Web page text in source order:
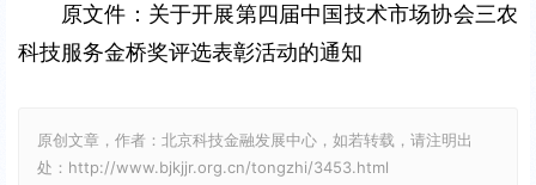
原文件： 关于开展第四届中国技术市场协会三农
科技服务金桥奖评选表彰活动的通知
原创文章，作者：北京科技金融发展中心，如若转载，请注明出
处：http://www.bjkjjr.org.cn/tongzhi/3453.html